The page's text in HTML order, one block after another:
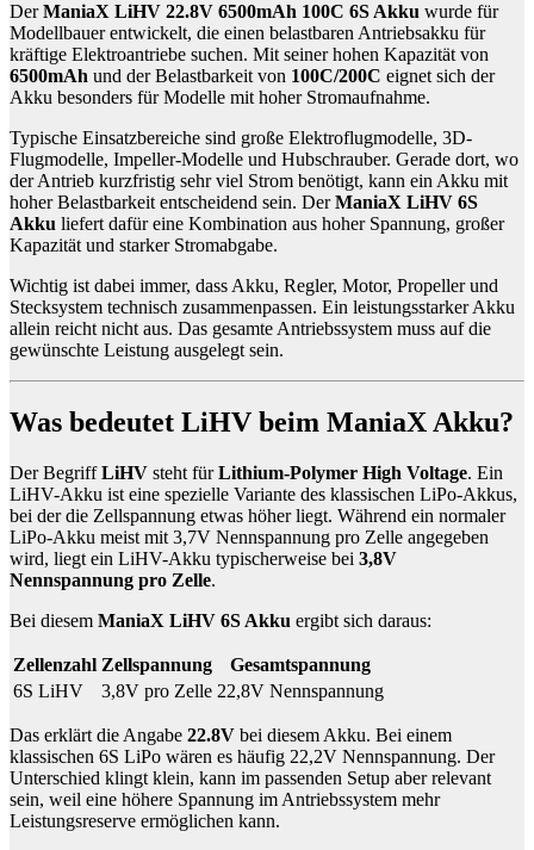
DerManiaX LiHV 22.8V 6500mAh 100C 6S Akku wurde für
Modellbauer entwickelt, die einen belastbaren Antriebsakku für
kräftige Elektroantriebe suchen. Mit seiner hohen Kapazität von
6500mAh und der Belastbarkeit von 100C/200C eignet sich der
Akku besonders für Modelle mit hoher Stromaufnahme.
Typische Einsatzbereiche sind große Elektroflugmodelle, 3D-
Flugmodelle, Impeller-Modelle und Hubschrauber. Gerade dort, wo
der Antrieb kurzfristig sehr viel Strom benötigt, kann ein Akku mit
hoher Belastbarkeit entscheidend sein. DerManiaX LiHV 6S
Akku liefert dafür eine Kombination aus hoher Spannung, großer
Kapazität und starker Stromabgabe.
Wichtig ist dabei immer, dass Akku, Regler, Motor, Propeller und
Stecksystem technisch zusammenpassen. Ein leistungsstarker Akku
allein reicht nicht aus. Das gesamte Antriebssystem muss auf die
gewünschte Leistung ausgelegt sein.
Was bedeutet LiHV beim ManiaX Akku?
Der BegriffLiHV steht fürLithium-Polymer High Voltage. Ein
LiHV-Akku ist eine spezielle Variante des klassischen LiPo-Akkus,
bei der die Zellspannung etwas höher liegt. Während ein normaler
LiPo-Akku meist mit 3,7V Nennspannung pro Zelle angegeben
wird, liegt ein LiHV-Akku typischerweise bei 3,8V
Nennspannung pro Zelle.
Bei diesem ManiaX LiHV 6S Akku ergibt sich daraus:
Zellenzahl Zellspannung
Gesamtspannung
6S LiHV
3,8V pro Zelle 22,8V Nennspannung
Das erklärt die Angabe 22.8V bei diesem Akku. Bei einem
klassischen 6S LiPo wären es häufig 22,2V Nennspannung. Der
Unterschied klingt klein, kann im passenden Setup aber relevant
sein, weil eine höhere Spannung im Antriebssystem mehr
Leistungsreserve ermöglichen kann.